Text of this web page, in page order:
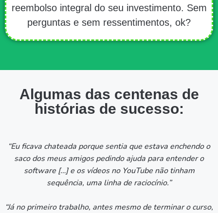
reembolso integral do seu investimento. Sem
perguntas e sem ressentimentos, ok?
Algumas das centenas de
histórias de sucesso:
“Eu ficava chateada porque sentia que estava enchendo o
saco dos meus amigos pedindo ajuda para entender o
software […] e os vídeos no YouTube não tinham
sequência, uma linha de raciocínio.”
“Já no primeiro trabalho, antes mesmo de terminar o curso,